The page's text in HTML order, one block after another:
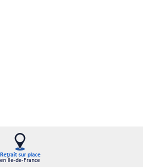
Retrait sur place
en Île-de-France